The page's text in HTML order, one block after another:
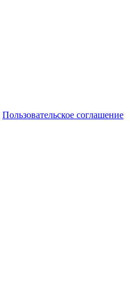
Пользовательское соглашение